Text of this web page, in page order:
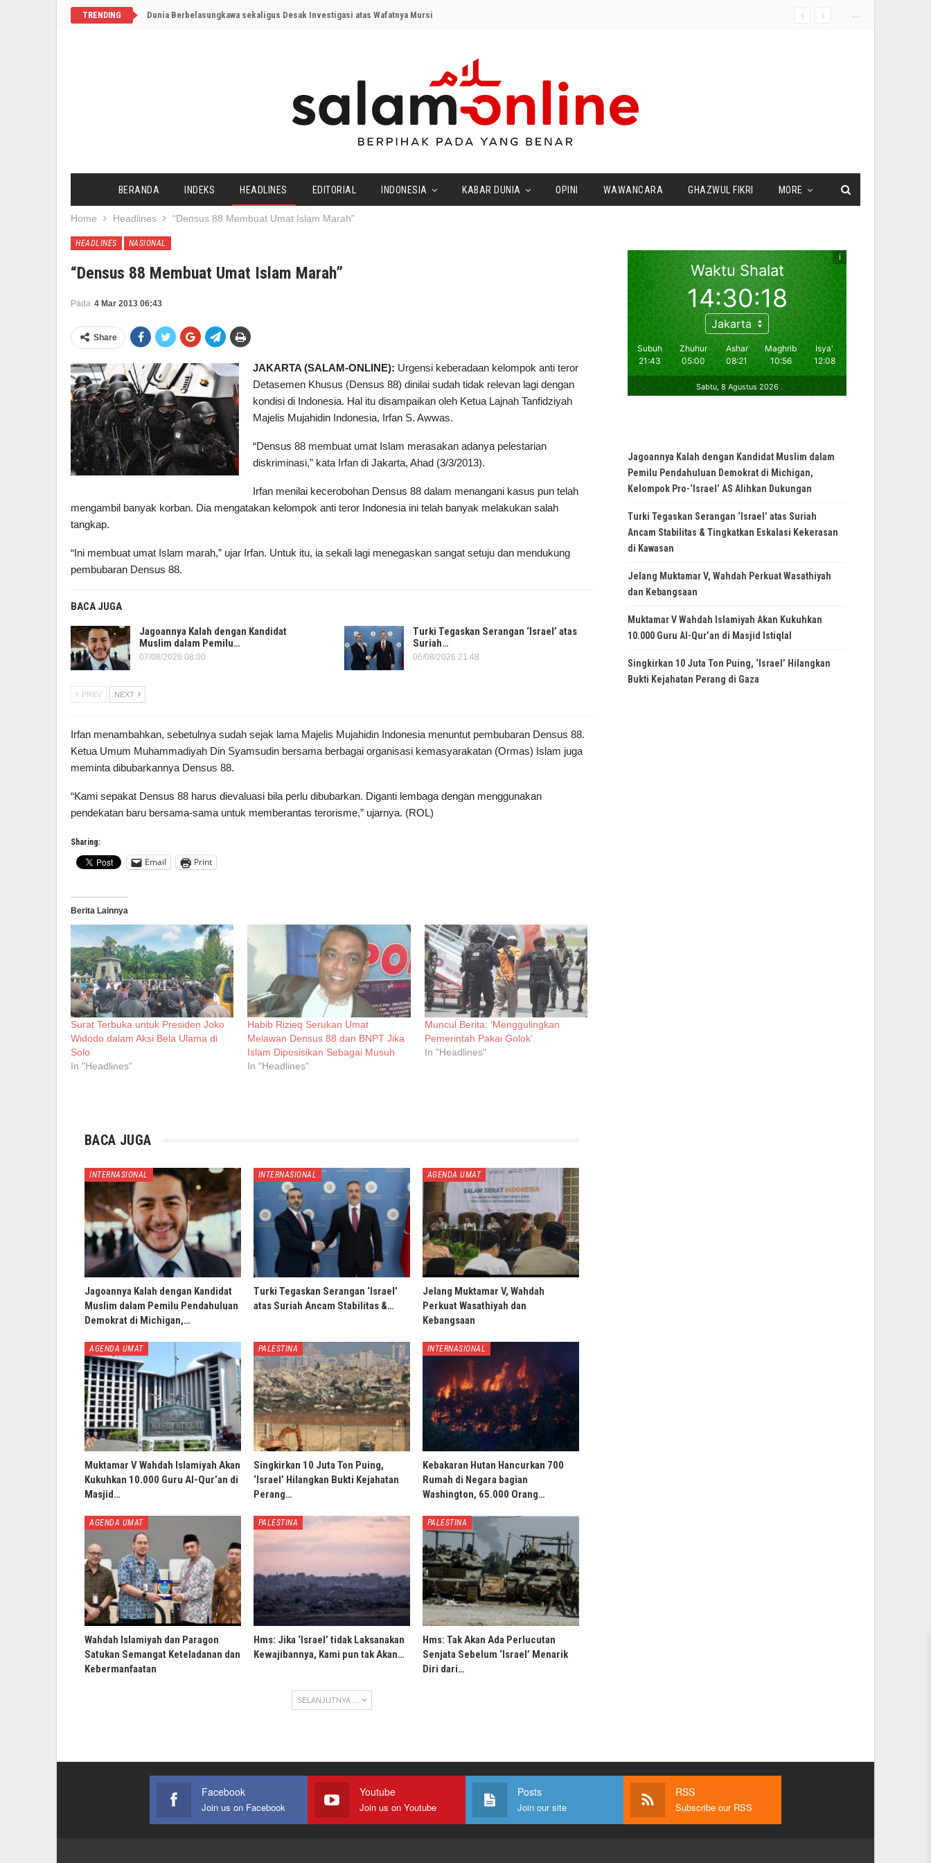
...
TRENDING Dunia Berbelasungkawa sekaligus Desak Investigasi atas Wafatnya Mursi
BERANDA INDEKS HEADLINES EDITORIAL INDONESIA KABAR DUNIA OPINI WAWANCARA GHAZWUL FIKRI MORE
Home Headlines “Densus 88 Membuat Umat Islam Marah”
HEADLINES NASIONAL
“Densus 88 Membuat Umat Islam Marah”
Pada 4 Mar 2013 06:43
Share
JAKARTA (SALAM-ONLINE): Urgensi keberadaan kelompok anti teror
Detasemen Khusus (Densus 88) dinilai sudah tidak relevan lagi dengan
kondisi di Indonesia. Hal itu disampaikan oleh Ketua Lajnah Tanfidziyah
Majelis Mujahidin Indonesia, Irfan S. Awwas.
“Densus 88 membuat umat Islam merasakan adanya pelestarian
diskriminasi,” kata Irfan di Jakarta, Ahad (3/3/2013).
Irfan menilai kecerobohan Densus 88 dalam menangani kasus pun telah
mengambil banyak korban. Dia mengatakan kelompok anti teror Indonesia ini telah banyak melakukan salah
tangkap.
“Ini membuat umat Islam marah,” ujar Irfan. Untuk itu, ia sekali lagi menegaskan sangat setuju dan mendukung
pembubaran Densus 88.
BACA JUGA
Jagoannya Kalah dengan Kandidat
Muslim dalam Pemilu…
07/08/2026 08:00
Turki Tegaskan Serangan ‘Israel’ atas
Suriah…
06/08/2026 21:48
PREV NEXT
Irfan menambahkan, sebetulnya sudah sejak lama Majelis Mujahidin Indonesia menuntut pembubaran Densus 88.
Ketua Umum Muhammadiyah Din Syamsudin bersama berbagai organisasi kemasyarakatan (Ormas) Islam juga
meminta dibubarkannya Densus 88.
“Kami sepakat Densus 88 harus dievaluasi bila perlu dibubarkan. Diganti lembaga dengan menggunakan
pendekatan baru bersama-sama untuk memberantas terorisme,” ujarnya. (ROL)
Sharing:
Email Print
Berita Lainnya
Surat Terbuka untuk Presiden Joko
Widodo dalam Aksi Bela Ulama di
Solo
In "Headlines"
Habib Rizieq Serukan Umat
Melawan Densus 88 dan BNPT Jika
Islam Diposisikan Sebagai Musuh
In "Headlines"
Muncul Berita: ‘Menggulingkan
Pemerintah Pakai Golok’
In "Headlines"
BACA JUGA
INTERNASIONAL
Jagoannya Kalah dengan Kandidat
Muslim dalam Pemilu Pendahuluan
Demokrat di Michigan,…
INTERNASIONAL
Turki Tegaskan Serangan ‘Israel’
atas Suriah Ancam Stabilitas &…
AGENDA UMAT
Jelang Muktamar V, Wahdah
Perkuat Wasathiyah dan
Kebangsaan
AGENDA UMAT
Muktamar V Wahdah Islamiyah Akan
Kukuhkan 10.000 Guru Al-Qur’an di
Masjid…
PALESTINA
Singkirkan 10 Juta Ton Puing,
‘Israel’ Hilangkan Bukti Kejahatan
Perang…
INTERNASIONAL
Kebakaran Hutan Hancurkan 700
Rumah di Negara bagian
Washington, 65.000 Orang…
AGENDA UMAT
Wahdah Islamiyah dan Paragon
Satukan Semangat Keteladanan dan
Kebermanfaatan
PALESTINA
Hms: Jika ‘Israel’ tidak Laksanakan
Kewajibannya, Kami pun tak Akan…
PALESTINA
Hms: Tak Akan Ada Perlucutan
Senjata Sebelum ‘Israel’ Menarik
Diri dari…
SELANJUTNYA ...
Jagoannya Kalah dengan Kandidat Muslim dalam
Pemilu Pendahuluan Demokrat di Michigan,
Kelompok Pro-‘Israel’ AS Alihkan Dukungan
Turki Tegaskan Serangan ‘Israel’ atas Suriah
Ancam Stabilitas & Tingkatkan Eskalasi Kekerasan
di Kawasan
Jelang Muktamar V, Wahdah Perkuat Wasathiyah
dan Kebangsaan
Muktamar V Wahdah Islamiyah Akan Kukuhkan
10.000 Guru Al-Qur’an di Masjid Istiqlal
Singkirkan 10 Juta Ton Puing, ‘Israel’ Hilangkan
Bukti Kejahatan Perang di Gaza
Facebook
Join us on Facebook
Youtube
Join us on Youtube
Posts
Join our site
RSS
Subscribe our RSS